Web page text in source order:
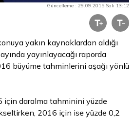
Güncelleme : 29.09.2015 Salı 13:12
yakın kaynaklardan aldığı
yayınlayacağı raporda
büyüme tahminlerini aşağı yönlü
için daralma tahminini yüzde
2016 için ise yüzde 0,2